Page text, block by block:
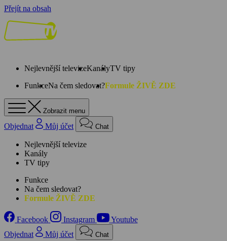
Přejít na obsah
Nejlevnější televizeKanályTV tipy
FunkceNa čem sledovat?Formule ŽIVĚ ZDE
Zobrazit menu
Objednat Můj účet Chat
Nejlevnější televize
Kanály
TV tipy
Funkce
Na čem sledovat?
Formule ŽIVĚ ZDE
Facebook Instagram
Youtube
Objednat
Můj účet Chat